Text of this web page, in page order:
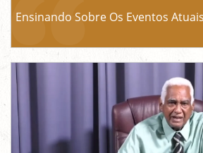
Ensinando Sobre Os Eventos Atuais